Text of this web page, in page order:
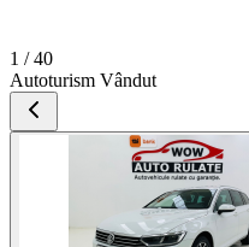
1 / 40
Autoturism Vândut